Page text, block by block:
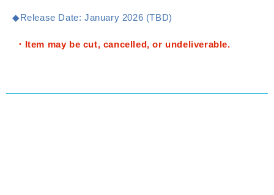
◆Release Date: January 2026 (TBD)
・Item may be cut, cancelled, or undeliverable.